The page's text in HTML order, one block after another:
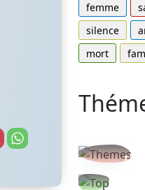
femme
silence
mort